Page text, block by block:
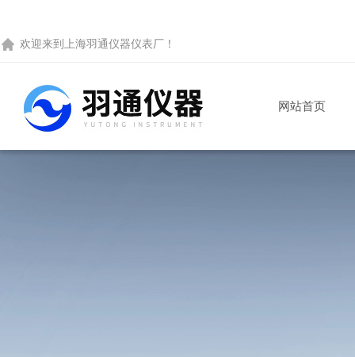
欢迎来到 上海羽通仪器仪表厂 ！
网站首页